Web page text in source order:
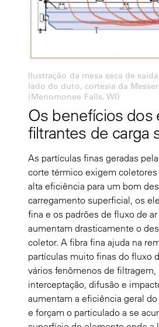
Ilustração da mesa seca de
lado do duto, cortesia da
(Menomonee Falls, WI)
Os benefícios dos
filtrantes de carga
As partículas finas geradas
corte térmico exigem
alta eficiência para um bom
carregamento superficial, os
fina e os padrões de fluxo de
aumentam drasticamente o
coletor. A fibra fina ajuda na
partículas muito finas do fluxo
vários fenômenos de filtragem,
interceptação, difusão e
aumentam a eficiência geral
e forçam o particulado a se